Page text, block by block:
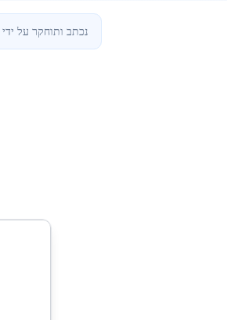
נכתב ותוחקר על ידי